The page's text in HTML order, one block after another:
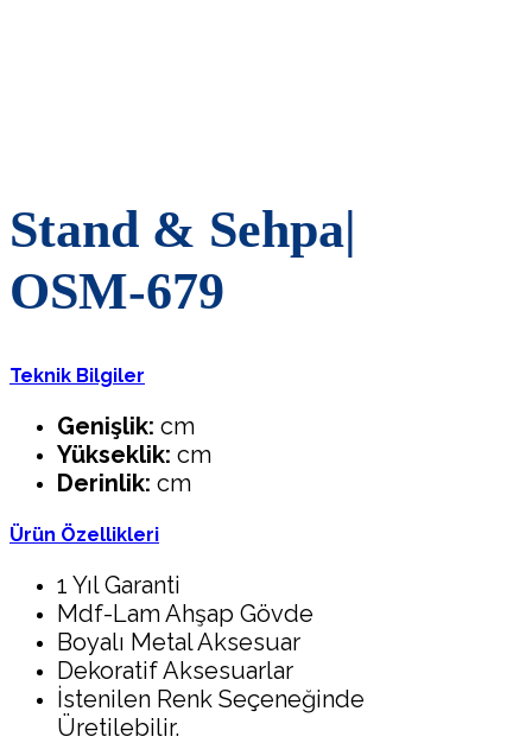
Stand & Sehpa|
OSM-679
Teknik Bilgiler
Genişlik: cm
Yükseklik: cm
Derinlik: cm
Ürün Özellikleri
1 Yıl Garanti
Mdf-Lam Ahşap Gövde
Boyalı Metal Aksesuar
Dekoratif Aksesuarlar
İstenilen Renk Seçeneğinde
Üretilebilir.